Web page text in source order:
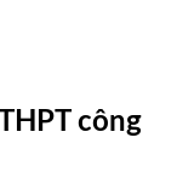
công